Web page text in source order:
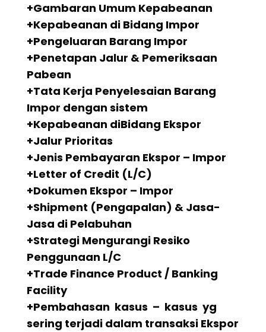
+Gambaran Umum Kepabeanan
+Kepabeanan di Bidang Impor
+Pengeluaran Barang Impor
+Penetapan Jalur & Pemeriksaan
Pabean
+Tata Kerja Penyelesaian Barang
Impor dengan sistem
+Kepabeanan diBidang Ekspor
+Jalur Prioritas
+Jenis Pembayaran Ekspor – Impor
+Letter of Credit (L/C)
+Dokumen Ekspor – Impor
+Shipment (Pengapalan) & Jasa-
Jasa di Pelabuhan
+Strategi Mengurangi Resiko
Penggunaan L/C
+Trade Finance Product / Banking
Facility
+Pembahasan kasus – kasus yg
sering terjadi dalam transaksi Ekspor